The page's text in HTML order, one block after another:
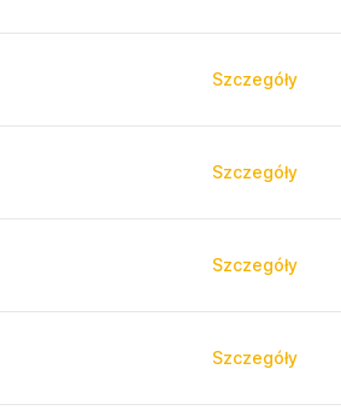
Szczegóły
Szczegóły
Szczegóły
Szczegóły